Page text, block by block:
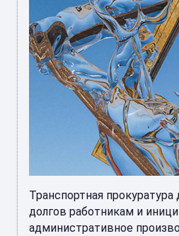
Транспортная
долгов работникам и
административное